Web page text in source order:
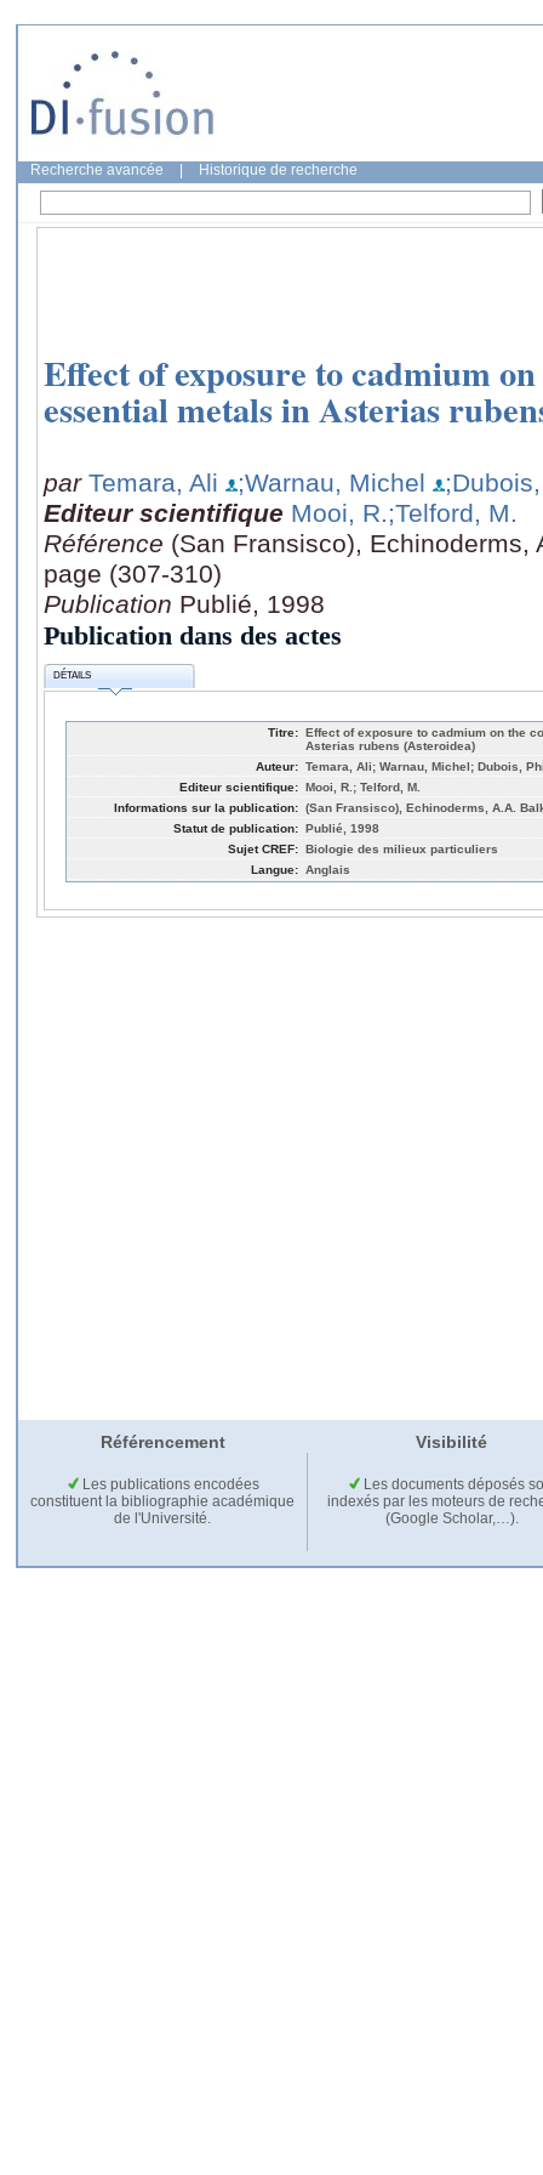
Recherche avancée Historique de recherche
Effect of exposure to cadmium
essential metals in Asterias
par Temara, Ali ;Warnau, Michel
Editeur scientifique Mooi, R.;Telford, M.
Référence (San Fransisco), Echinoderms,
page (307-310)
Publication Publié, 1998
Publication dans des actes
DÉTAILS
Titre: Effect of exposure to cadmium on the
Asterias rubens (Asteroidea)
Auteur: Temara, Ali; Warnau, Michel; Dubois,
Editeur scientifique: Mooi, R.; Telford, M.
Informations sur la publication: (San Fransisco), Echinoderms, A.A.
Statut de publication: Publié, 1998
Sujet CREF: Biologie des milieux particuliers
Langue: Anglais
Référencement Visibilité
Les publications encodées
constituent la bibliographie académique
de l'Université.
Les documents déposés
indexés par les moteurs de
(Google Scholar,…).